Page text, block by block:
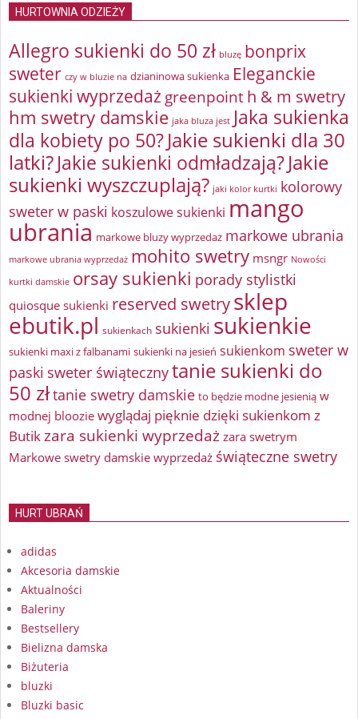
HURTOWNIA ODZIEŻY
Allegro sukienki do 50 zł bluzę bonprix
sweter czy w bluzie na dzianinowa sukienka Eleganckie
sukienki wyprzedaż greenpointh & m swetry
hm swetry damskie jaka bluza jest Jaka sukienka
dla kobiety po 50?Jakie sukienki dla 30
latki?Jakie sukienki odmładzają?Jakie
sukienki wyszczuplają? jaki kolor kurtki kolorowy
sweter w paski koszulowe sukienki mango
ubrania markowe bluzy wyprzedaż markowe ubrania
markowe ubrania wyprzedaż mohito swetry msngr Nowości
kurtki damskie orsay sukienki porady stylistki
quiosque sukienki reserved swetrysklep
ebutik.pl sukienkach sukienki sukienkie
sukienki maxi z falbanami sukienki na jesień sukienkom sweter w
paski sweter świątecznytanie sukienki do
50 złtanie swetry damskie to będzie modne jesienią w
modnej bloozie wyglądaj pięknie dzięki sukienkom z
Butikzara sukienki wyprzedażzara swetrym
Markowe swetry damskie wyprzedaż świąteczne swetry
HURT UBRAŃ
adidas
Akcesoria damskie
Aktualności
Baleriny
Bestsellery
Bielizna damska
Biżuteria
bluzki
Bluzki basic